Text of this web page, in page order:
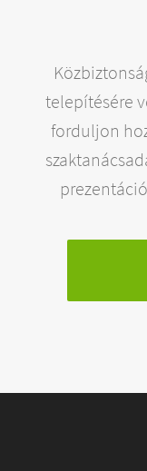
telepítésére
forduljon